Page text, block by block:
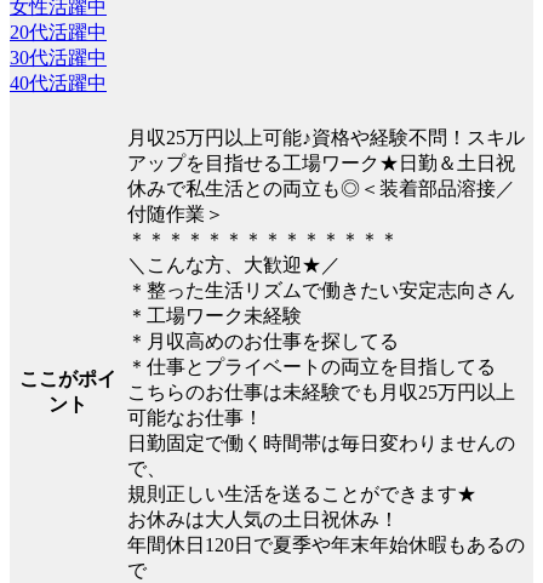
女性活躍中
20代活躍中
30代活躍中
40代活躍中
ここがポイ
ント
月収25万円以上可能♪資格や経験不問！スキル
アップを目指せる工場ワーク★日勤＆土日祝
休みで私生活との両立も◎＜装着部品溶接／
付随作業＞
＊＊＊＊＊＊＊＊＊＊＊＊＊＊
＼こんな方、大歓迎★／
＊整った生活リズムで働きたい安定志向さん
＊工場ワーク未経験
＊月収高めのお仕事を探してる
＊仕事とプライベートの両立を目指してる
こちらのお仕事は未経験でも月収25万円以上
可能なお仕事！
日勤固定で働く時間帯は毎日変わりませんの
で、
規則正しい生活を送ることができます★
お休みは大人気の土日祝休み！
年間休日120日で夏季や年末年始休暇もあるの
で